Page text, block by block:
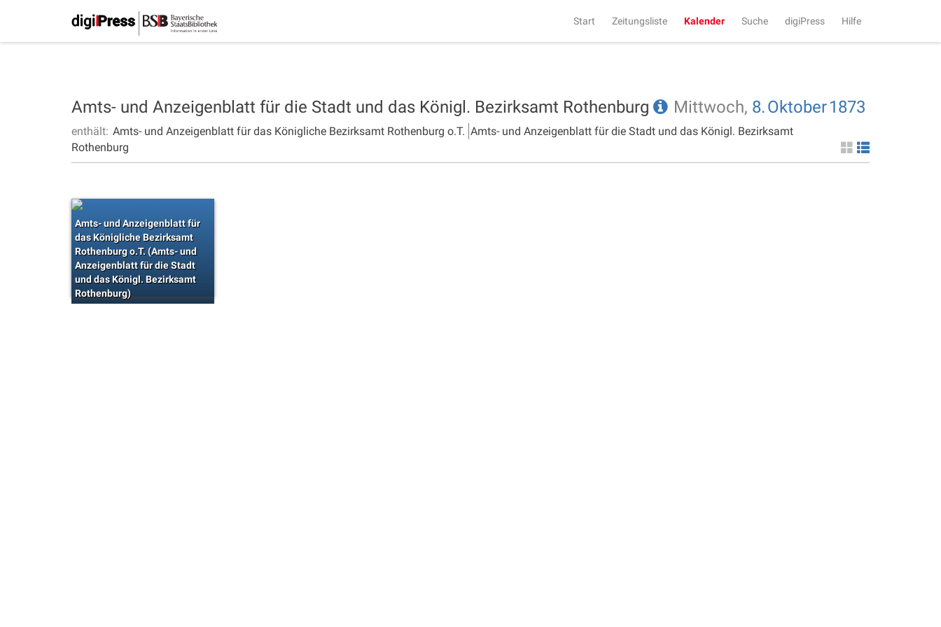
Start Zeitungsliste Kalender Suche digiPress Hilfe
Amts- und Anzeigenblatt für die Stadt und das Königl. Bezirksamt Rothenburg Mittwoch, 8.Oktober1873
enthält: Amts- und Anzeigenblatt für das Königliche Bezirksamt Rothenburg o.T. Amts- und Anzeigenblatt für die Stadt und das Königl. Bezirksamt
Rothenburg
Amts- und Anzeigenblatt für
das Königliche Bezirksamt
Rothenburg o.T. (Amts- und
Anzeigenblatt für die Stadt
und das Königl. Bezirksamt
Rothenburg)